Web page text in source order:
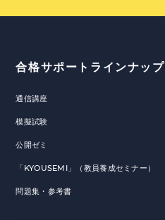
合格サポートラインナップ
通信講座
模擬試験
公開ゼミ
「KYOUSEMI」（教員養成セミナー）
問題集・参考書